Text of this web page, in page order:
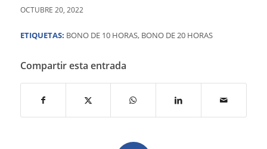
OCTUBRE 20, 2022
ETIQUETAS: BONO DE 10 HORAS, BONO DE 20 HORAS
Compartir esta entrada